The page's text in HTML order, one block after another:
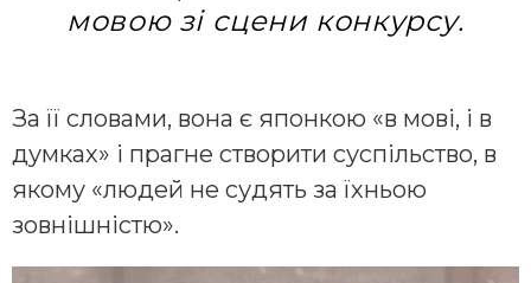
мовою зі сцени конкурсу.
За її словами, вона є японкою «в мові, і в
думках» і прагне створити суспільство, в
якому «людей не судять за їхньою
зовнішністю».